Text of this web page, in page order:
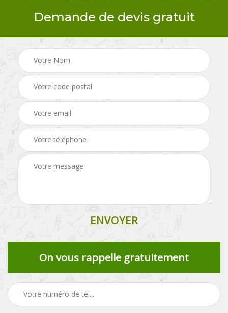
Demande de devis gratuit
On vous rappelle gratuitement